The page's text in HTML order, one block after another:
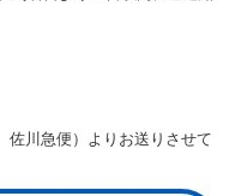
佐川急便）よりお送りさせて